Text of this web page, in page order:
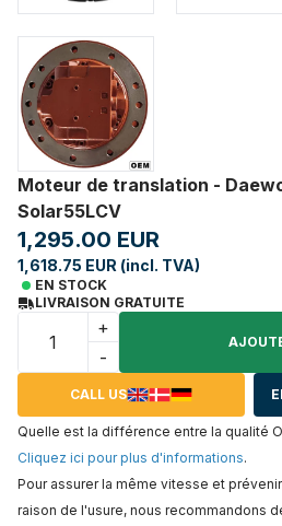
Moteur de translation -
Solar55LCV
1,295.00 EUR
1,618.75 EUR (incl. TVA)
EN STOCK
LIVRAISON GRATUITE
+
-
CALL US
Quelle est la différence entre la qualité
Cliquez ici pour plus d'informations.
Pour assurer la même vitesse et
raison de l'usure, nous recommandons